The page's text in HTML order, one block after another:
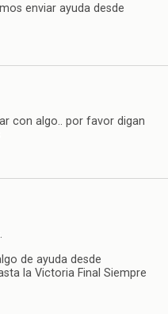
enviar ayuda desde
con algo.. por favor digan
de ayuda desde
la Victoria Final Siempre